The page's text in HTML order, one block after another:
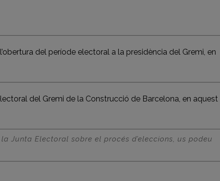
del període electoral a la presidència del Gremi, en
del Gremi de la Construcció de Barcelona, en aquest
Junta Electoral sobre el procés d’eleccions, us podeu